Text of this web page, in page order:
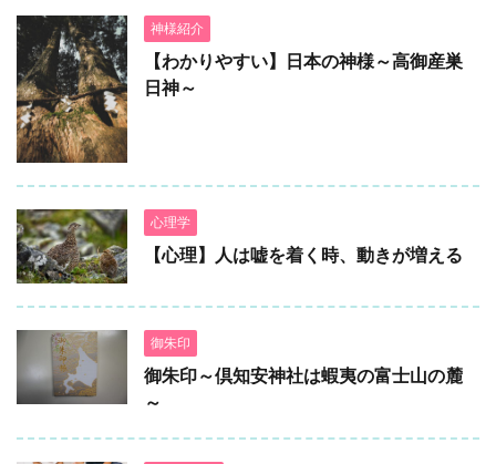
神様紹介
【わかりやすい】日本の神様～高御産巣
日神～
心理学
【心理】人は嘘を着く時、動きが増える
御朱印
御朱印～倶知安神社は蝦夷の富士山の麓
～